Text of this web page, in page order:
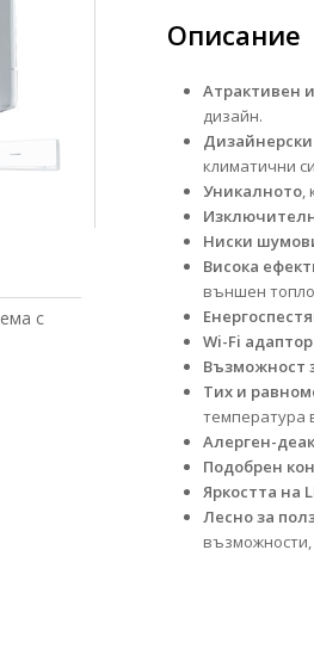
Описание
Атрактивен
дизайн.
климатични
Уникалното,
Ниски
Висока
външен
Wi-Fi адаптор
Възможност
Тих и
температура
Алерген-
Подобрен
Яркостта на
Лесно за
възможности,
с